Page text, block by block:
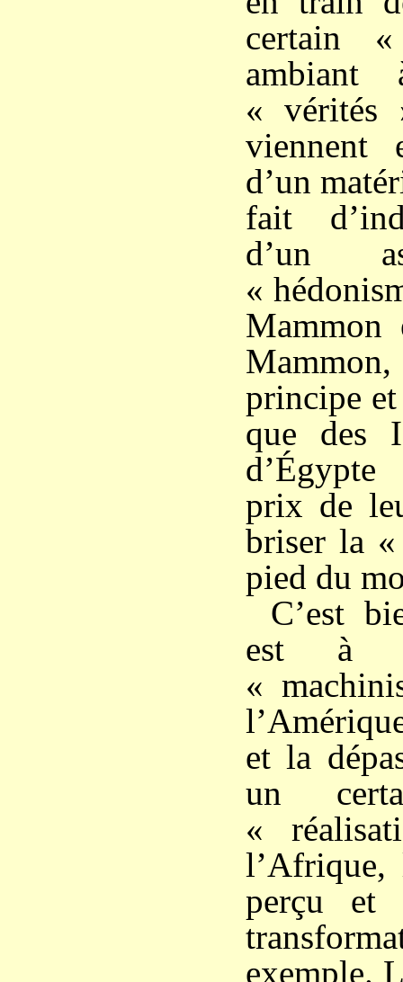
certain
ambiant
« vérités
viennent
d’un
fait
d’un
«
Mammon
principe
que des
prix de
briser la
pied du
C’est
est à
«
et la
un
«
l’Afrique,
perçu et
exemple.